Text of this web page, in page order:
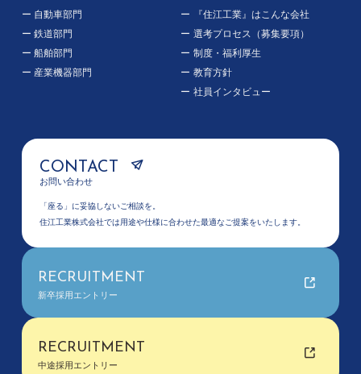
自動車部門
鉄道部門
船舶部門
産業機器部門
『住江工業』はこんな会社
選考プロセス（募集要項）
制度・福利厚生
教育方針
社員インタビュー
CONTACT
お問い合わせ
「座る」に妥協しないご相談を。
住江工業株式会社では用途や仕様に合わせた最適なご提案をいたします。
RECRUITMENT
新卒採用エントリー
RECRUITMENT
中途採用エントリー